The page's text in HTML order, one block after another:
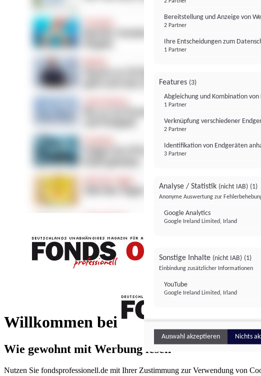
Willkommen bei
FONDS professionell
Wie gewohnt mit Werbung lesen
Nutzen Sie fondsprofessionell.de mit Ihrer Zustimmung zur Verwendung von
Bereitstellung und Anzeige von
2 Partner
Ihre Entscheidungen zum
1 Partner
Features (3)
Abgleichung und Kombination
1 Partner
Verknüpfung verschiedener
2 Partner
Identifikation von Endgeräten
3 Partner
Analyse / Statistik (nicht IAB) (1)
Anonyme Auswertung zur
Google Analytics
Google Ireland Limited, Irland
Sonstige Inhalte (nicht IAB) (1)
Einbindung zusätzlicher Informationen
YouTube
Google Ireland Limited, Irland
Auswahl akzeptieren Nichts